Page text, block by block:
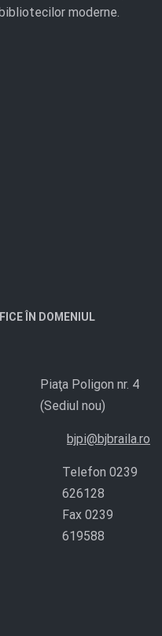
moderne.
ÎN DOMENIUL
Piaţa Poligon nr. 4
(Sediul nou)
bjpi@bjbraila.ro
Telefon 0239
626128
Fax 0239
619588